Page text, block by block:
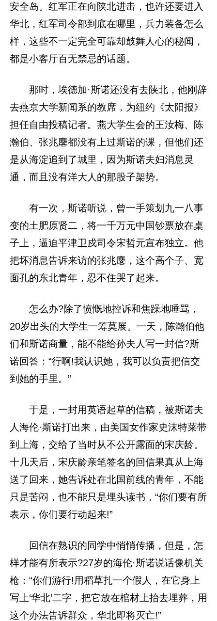
安全岛。红军正在向陕北进击，也许还要进入
华北，红军司令部到底在哪里，兵力装备怎么
样，这些不一定完全可靠却鼓舞人心的秘闻，
都是小客厅百无禁忌的话题。
那时，埃德加·斯诺还没有去陕北，他刚辞
去燕京大学新闻系的教席，为纽约《太阳报》
担任自由投稿记者。燕大学生会的王汝梅、陈
瀚伯、张兆麐都没有上过斯诺的课，但他们还
是从海淀追到了城里，因为斯诺夫妇消息灵
通，而且没有洋大人的那股子架势。
有一次，斯诺听说，曾一手策划九一八事
变的土肥原贤二，将一千万元中国钞票放在桌
子上，逼迫平津卫戍司令宋哲元宣布独立。他
把坏消息告诉来访的张兆麐，这个高个子、宽
面孔的东北青年，忍不住哭了起来。
怎么办?除了愤慨地控诉和焦躁地唾骂，
20岁出头的大学生一筹莫展。一天，陈瀚伯他
们和斯诺商量，能不能给孙夫人写一封信?斯
诺回答：“行啊!我认识她，我可以负责把信交
到她的手里。”
于是，一封用英语起草的信稿，被斯诺夫
人海伦·斯诺打出来，由美国女作家史沫特莱带
到上海，交给了当时从不公开露面的宋庆龄。
十几天后，宋庆龄亲笔签名的回信果真从上海
送了回来，她告诉处在北国前线的青年，不能
只是苦闷，也不能只是埋头读书，“你们要有所
表示，你们要行动起来!”
回信在熟识的同学中悄悄传播，但是，怎
样才能有所表示?27岁的海伦·斯诺说话像机关
枪：“你们游行!用稻草扎一个假人，在它身上
写上‘华北’二字，把它放在棺材上抬去埋葬，用
这个办法告诉群众，华北即将灭亡!”